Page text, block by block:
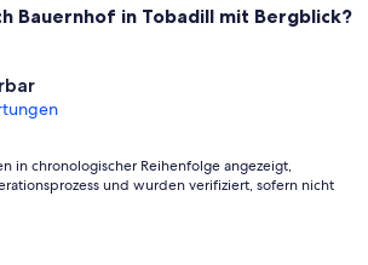
Bauernhof in Tobadill mit Bergblick?
in chronologischer Reihenfolge angezeigt,
und wurden verifiziert, sofern nicht